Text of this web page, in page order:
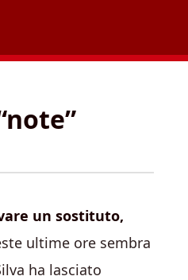
un sostituto,
ultime ore sembra
ha lasciato